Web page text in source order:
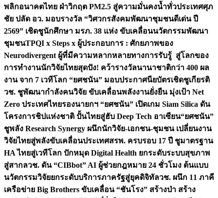
พลิกอนาคตไทย ฝ่าวิกฤต PM2.5 สู่ความมั่นคงน้ำทั่วประเทศศุภ
ชัย ปลัด อว. มอบรางวัล “วิศวกรสังคมพัฒนาชุมชนดีเด่น ปี
2569” เชิดชูนักศึกษา มรภ. 38 แห่ง ขับเคลื่อนนวัตกรรมพัฒนา
ชุมชนTPQI x Steps x ผู้ประกอบการ : ศักยภาพของ
Neurodivergent ผู้ที่มีความหลากหลายทางการรับรู้ สู่โลกของ
การทำงานนักวิจัยไทยสุดปัง! คว้ารางวัลนานาชาติกว่า 400 ผล
งาน จาก 7 เวทีโลก “ยศชนัน” มอบประกาศนียบัตรเชิดชูเกียรติ
วช. ชูพัฒนากำลังคนวิจัย ขับเคลื่อนพลังงานยั่งยืน มุ่งเป้า Net
Zero ประเทศไทยรองนายกฯ “ยศชนัน” เปิดเกม Siam Silica ดัน
โครงการชิปแห่งชาติ ปั้นไทยสู่ฮับ Deep Tech อาเซียน“ยศชนัน”
ชูพลัง Research Synergy ผนึกนักวิจัย-เอกชน-ชุมชน เปลี่ยนงาน
วิจัยไทยสู่พลังขับเคลื่อนประเทศสรพ. ครบรอบ 17 ปี ชูมาตรฐาน
HA ไทยสู่เวทีโลก ปักหมุด Digital Health ยกระดับระบบสุขภาพ
สู่สากลวช. ดัน “CIBbot” AI ผู้ช่วยกฎหมาย 24 ชั่วโมง ต้นแบบ
นวัตกรรมวิจัยยกระดับบริการภาครัฐสู่ยุคดิจิทัลวช. ผนึก 11 ภาคี
เครือข่าย Big Brothers ขับเคลื่อน “ชันโรง” สร้างป่า สร้าง